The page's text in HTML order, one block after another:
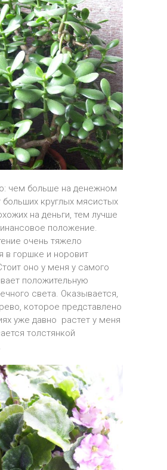
чем больше на денежном
больших круглых мясистых
на деньги, тем лучше
положение.
очень тяжело
в горшке и норовит
оно у меня у самого
положительную
света. Оказывается,
которое представлено
уже давно растет у меня
толстянкой